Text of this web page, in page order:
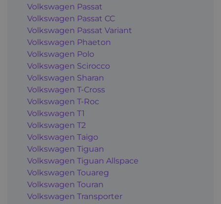
Volkswagen Passat
Volkswagen Passat CC
Volkswagen Passat Variant
Volkswagen Phaeton
Volkswagen Polo
Volkswagen Scirocco
Volkswagen Sharan
Volkswagen T-Cross
Volkswagen T-Roc
Volkswagen T1
Volkswagen T2
Volkswagen Taigo
Volkswagen Tiguan
Volkswagen Tiguan Allspace
Volkswagen Touareg
Volkswagen Touran
Volkswagen Transporter